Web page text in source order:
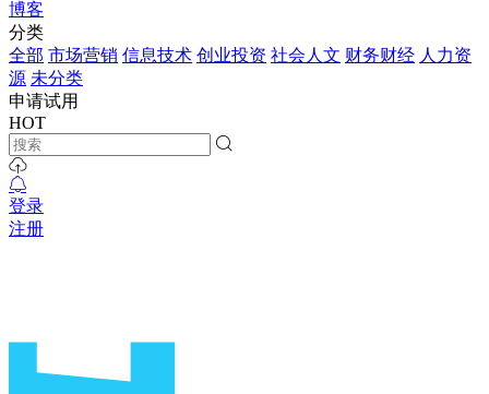
博客
分类
全部 市场营销 信息技术 创业投资 社会人文 财务财经 人力资
源 未分类
申请试用
HOT
登录
注册